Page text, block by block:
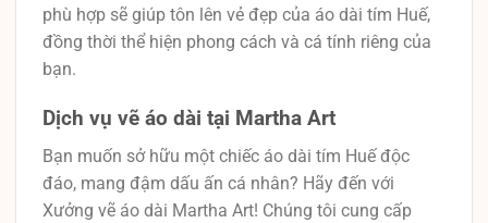
phù hợp sẽ giúp tôn lên vẻ đẹp của áo dài tím Huế,
đồng thời thể hiện phong cách và cá tính riêng của
bạn.
Dịch vụ vẽ áo dài tại Martha Art
Bạn muốn sở hữu một chiếc áo dài tím Huế độc
đáo, mang đậm dấu ấn cá nhân? Hãy đến với
Xưởng vẽ áo dài Martha Art! Chúng tôi cung cấp